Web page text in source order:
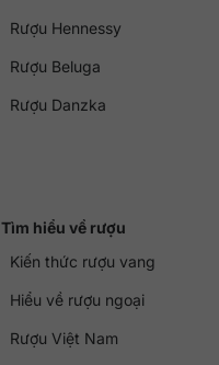
Rượu Hennessy
Rượu Beluga
Rượu Danzka
Tìm hiểu về rượu
Kiến thức rượu vang
Hiểu về rượu ngoại
Rượu Việt Nam